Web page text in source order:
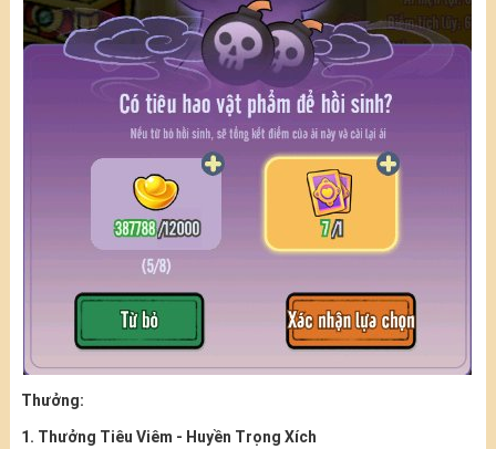
Thưởng:
1. Thưởng Tiêu Viêm - Huyền Trọng Xích